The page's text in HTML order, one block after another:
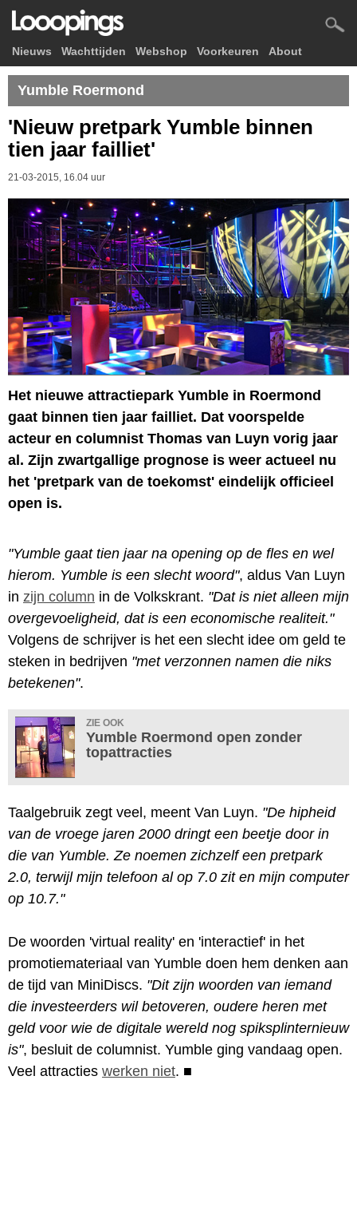
Nieuws Wachttijden Webshop Voorkeuren About
Yumble Roermond
'Nieuw pretpark Yumble binnen
tien jaar failliet'
21-03-2015, 16.04 uur
Het nieuwe attractiepark Yumble in Roermond
gaat binnen tien jaar failliet. Dat voorspelde
acteur en columnist Thomas van Luyn vorig jaar
al. Zijn zwartgallige prognose is weer actueel nu
het 'pretpark van de toekomst' eindelijk officieel
open is.
"Yumble gaat tien jaar na opening op de fles en wel
hierom. Yumble is een slecht woord", aldus Van Luyn
in zijn column in de Volkskrant. "Dat is niet alleen mijn
overgevoeligheid, dat is een economische realiteit."
Volgens de schrijver is het een slecht idee om geld te
steken in bedrijven "met verzonnen namen die niks
betekenen".
ZIE OOK
Yumble Roermond open zonder
topattracties
Taalgebruik zegt veel, meent Van Luyn. "De hipheid
van de vroege jaren 2000 dringt een beetje door in
die van Yumble. Ze noemen zichzelf een pretpark
2.0, terwijl mijn telefoon al op 7.0 zit en mijn computer
op 10.7."
De woorden 'virtual reality' en 'interactief' in het
promotiemateriaal van Yumble doen hem denken aan
de tijd van MiniDiscs. "Dit zijn woorden van iemand
die investeerders wil betoveren, oudere heren met
geld voor wie de digitale wereld nog spiksplinternieuw
is", besluit de columnist. Yumble ging vandaag open.
Veel attracties werken niet. ■